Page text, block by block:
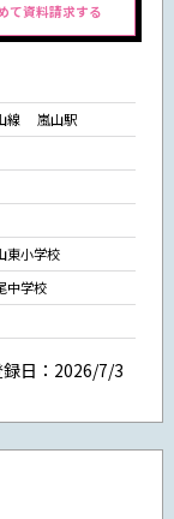
て資料請求する
線 嵐山駅
東小学校
中学校
日：2026/7/3